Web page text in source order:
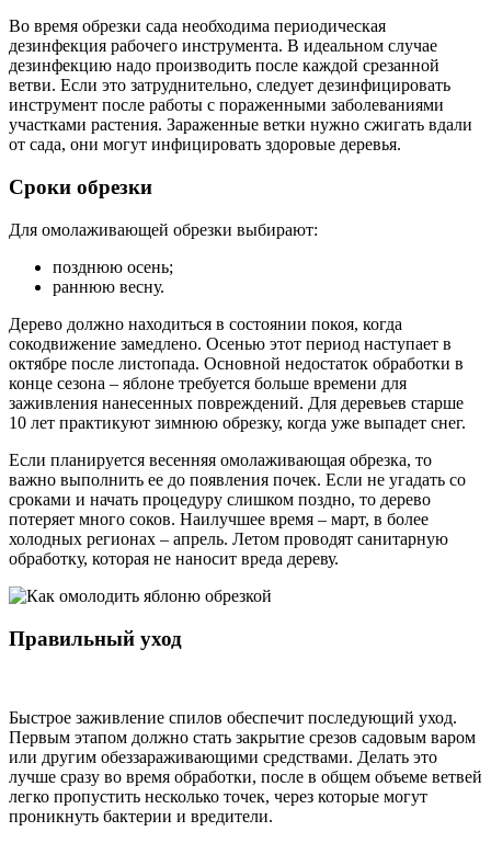
Во время обрезки сада необходима периодическая
дезинфекция рабочего инструмента. В идеальном случае
дезинфекцию надо производить после каждой срезанной
ветви. Если это затруднительно, следует дезинфицировать
инструмент после работы с пораженными заболеваниями
участками растения. Зараженные ветки нужно сжигать вдали
от сада, они могут инфицировать здоровые деревья.
Сроки обрезки
Для омолаживающей обрезки выбирают:
позднюю осень;
раннюю весну.
Дерево должно находиться в состоянии покоя, когда
сокодвижение замедлено. Осенью этот период наступает в
октябре после листопада. Основной недостаток обработки в
конце сезона – яблоне требуется больше времени для
заживления нанесенных повреждений. Для деревьев старше
10 лет практикуют зимнюю обрезку, когда уже выпадет снег.
Если планируется весенняя омолаживающая обрезка, то
важно выполнить ее до появления почек. Если не угадать со
сроками и начать процедуру слишком поздно, то дерево
потеряет много соков. Наилучшее время – март, в более
холодных регионах – апрель. Летом проводят санитарную
обработку, которая не наносит вреда дереву.
Правильный уход
Быстрое заживление спилов обеспечит последующий уход.
Первым этапом должно стать закрытие срезов садовым варом
или другим обеззараживающими средствами. Делать это
лучше сразу во время обработки, после в общем объеме ветвей
легко пропустить несколько точек, через которые могут
проникнуть бактерии и вредители.